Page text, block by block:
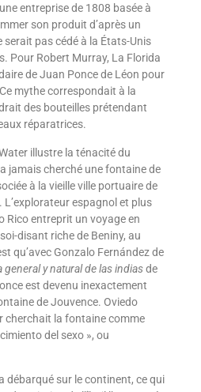
entreprise de 1808 basée à
son produit d’après un
pas cédé à la États-Unis
Pour Robert Murray, La Florida
de Juan Ponce de Léon pour
mythe correspondait à la
des bouteilles prétendant
réparatrices.
illustre la ténacité du
jamais cherché une fontaine de
à la vieille ville portuaire de
L’explorateur espagnol et plus
Rico entreprit un voyage en
disant riche de Beniny, au
qu’avec Gonzalo Fernández de
general y natural de las indiasde
est devenu inexactement
de Jouvence. Oviedo
cherchait la fontaine comme
del sexo », ou
débarqué sur le continent, ce qui